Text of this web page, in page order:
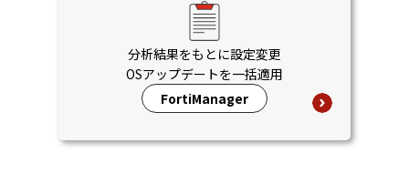
分析結果をもとに設定変更
OSアップデートを一括適用
FortiManager